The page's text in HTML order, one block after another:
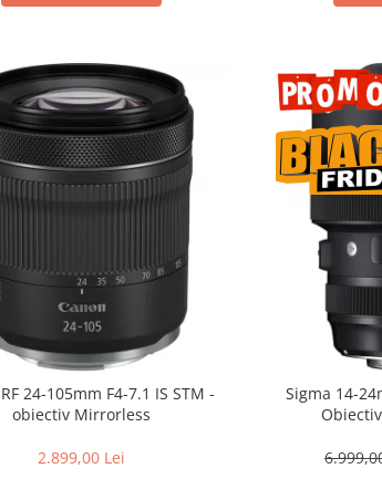
24-105mm F4-7.1 IS STM -
obiectiv Mirrorless
2.899,00 Lei
Sigma 14-